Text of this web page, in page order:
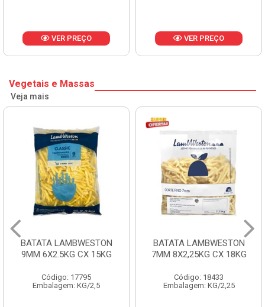
VER PREÇO VER PREÇO
Vegetais e Massas
Veja mais
BATATA LAMBWESTON
9MM 6X2.5KG CX 15KG
Código: 17795
Embalagem: KG/2,5
BATATA LAMBWESTON
7MM 8X2,25KG CX 18KG
Código: 18433
Embalagem: KG/2,25